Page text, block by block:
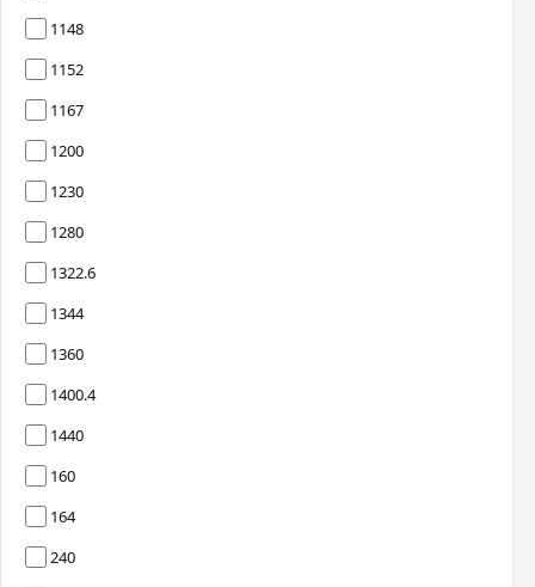
1148
1152
1167
1200
1230
1280
1322.6
1344
1360
1400.4
1440
160
164
240